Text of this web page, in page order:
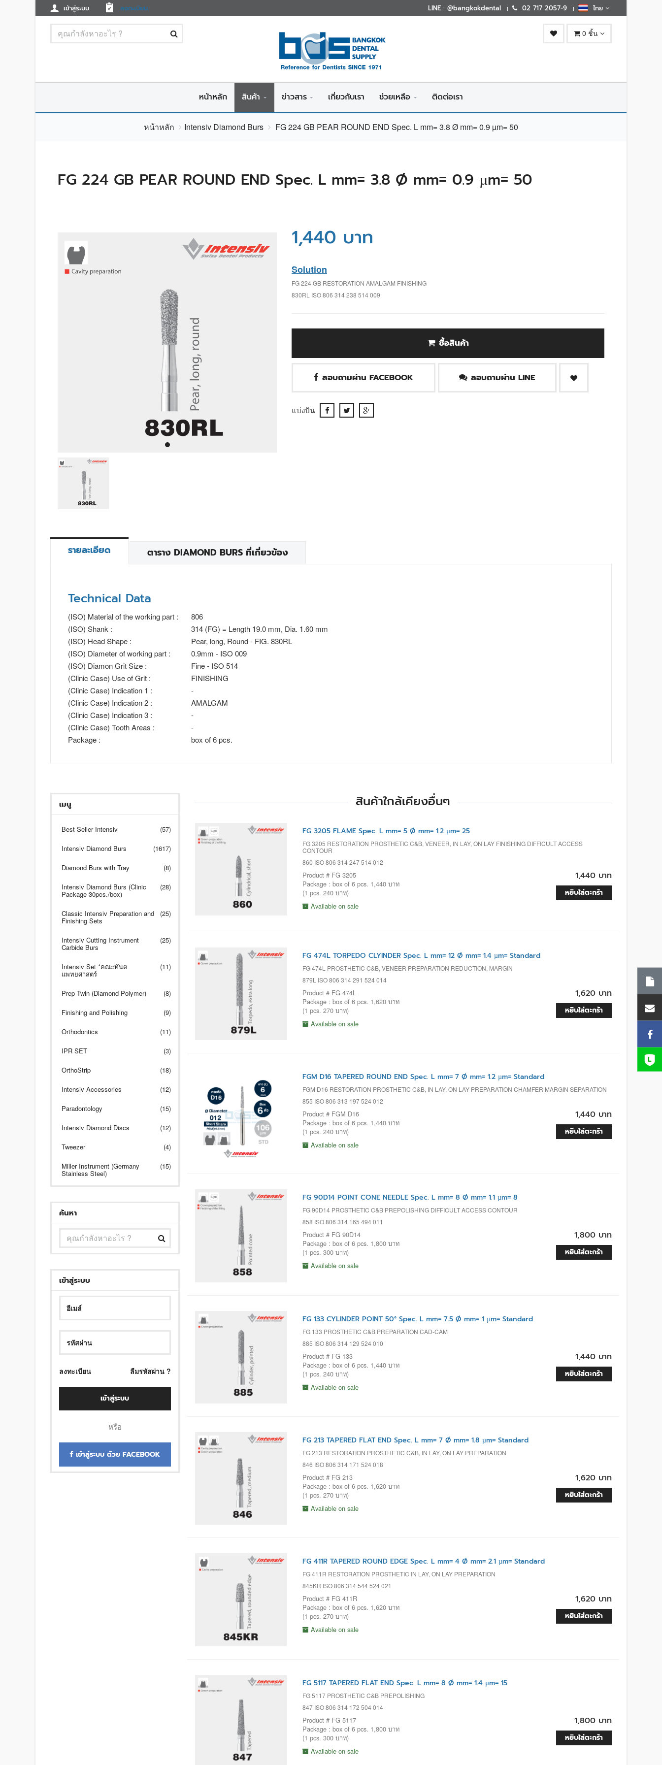
เข้าสู่ระบบ ลงทะเบียน LINE : @bangkokdental 02 717 2057-9 ไทย
0 ชิ้น
หน้าหลัก สินค้า ข่าวสาร เกี่ยวกับเรา ช่วยเหลือ ติดต่อเรา
หน้าหลัก Intensiv Diamond Burs FG 224 GB PEAR ROUND END Spec. L mm= 3.8 Ø mm= 0.9 µm= 50
FG 224 GB PEAR ROUND END Spec. L mm= 3.8 Ø mm= 0.9 µm= 50
1,440 บาท
Solution
FG 224 GB RESTORATION AMALGAM FINISHING
830RL ISO 806 314 238 514 009
ซื้อสินค้า
สอบถามผ่าน FACEBOOK สอบถามผ่าน LINE
แบ่งปัน
รายละเอียด ตาราง DIAMOND BURS ที่เกี่ยวข้อง
Technical Data
(ISO) Material of the working part :
806
(ISO) Shank :
314 (FG) = Length 19.0 mm, Dia. 1.60 mm
(ISO) Head Shape :
Pear, long, Round - FIG. 830RL
(ISO) Diameter of working part :
0.9mm - ISO 009
(ISO) Diamon Grit Size :
Fine - ISO 514
(Clinic Case) Use of Grit :
FINISHING
(Clinic Case) Indication 1 :
-
(Clinic Case) Indication 2 :
AMALGAM
(Clinic Case) Indication 3 :
-
(Clinic Case) Tooth Areas :
-
Package :
box of 6 pcs.
เมนู
Best Seller Intensiv (57)
Intensiv Diamond Burs (1617)
Diamond Burs with Tray (8)
Intensiv Diamond Burs (Clinic
Package 30pcs./box)
(28)
Classic Intensiv Preparation and
Finishing Sets
(25)
Intensiv Cutting Instrument
Carbide Burs
(25)
Intensiv Set *คณะทันต
แพทยศาสตร์
(11)
Prep Twin (Diamond Polymer) (8)
Finishing and Polishing (9)
Orthodontics (11)
IPR SET (3)
OrthoStrip (18)
Intensiv Accessories (12)
Paradontology (15)
Intensiv Diamond Discs (12)
Tweezer (4)
Miller Instrument (Germany
Stainless Steel)
(15)
ค้นหา
เข้าสู่ระบบ
ลงทะเบียน ลืมรหัสผ่าน ?
เข้าสู่ระบบ
หรือ
เข้าสู่ระบบ ด้วย FACEBOOK
สินค้าใกล้เคียงอื่นๆ
FG 3205 FLAME Spec. L mm= 5 Ø mm= 1.2 µm= 25
FG 3205 RESTORATION PROSTHETIC C&B, VENEER, IN LAY, ON LAY FINISHING DIFFICULT ACCESS
CONTOUR
860 ISO 806 314 247 514 012
Product # FG 3205
Package : box of 6 pcs. 1,440 บาท
(1 pcs. 240 บาท)
Available on sale
1,440 บาท
หยิบใส่ตะกร้า
FG 474L TORPEDO CLYINDER Spec. L mm= 12 Ø mm= 1.4 µm= Standard
FG 474L PROSTHETIC C&B, VENEER PREPARATION REDUCTION, MARGIN
879L ISO 806 314 291 524 014
Product # FG 474L
Package : box of 6 pcs. 1,620 บาท
(1 pcs. 270 บาท)
Available on sale
1,620 บาท
หยิบใส่ตะกร้า
FGM D16 TAPERED ROUND END Spec. L mm= 7 Ø mm= 1.2 µm= Standard
FGM D16 RESTORATION PROSTHETIC C&B, IN LAY, ON LAY PREPARATION CHAMFER MARGIN SEPARATION
855 ISO 806 313 197 524 012
Product # FGM D16
Package : box of 6 pcs. 1,440 บาท
(1 pcs. 240 บาท)
Available on sale
1,440 บาท
หยิบใส่ตะกร้า
FG 90D14 POINT CONE NEEDLE Spec. L mm= 8 Ø mm= 1.1 µm= 8
FG 90D14 PROSTHETIC C&B PREPOLISHING DIFFICULT ACCESS CONTOUR
858 ISO 806 314 165 494 011
Product # FG 90D14
Package : box of 6 pcs. 1,800 บาท
(1 pcs. 300 บาท)
Available on sale
1,800 บาท
หยิบใส่ตะกร้า
FG 133 CYLINDER POINT 50° Spec. L mm= 7.5 Ø mm= 1 µm= Standard
FG 133 PROSTHETIC C&B PREPARATION CAD-CAM
885 ISO 806 314 129 524 010
Product # FG 133
Package : box of 6 pcs. 1,440 บาท
(1 pcs. 240 บาท)
Available on sale
1,440 บาท
หยิบใส่ตะกร้า
FG 213 TAPERED FLAT END Spec. L mm= 7 Ø mm= 1.8 µm= Standard
FG 213 RESTORATION PROSTHETIC C&B, IN LAY, ON LAY PREPARATION
846 ISO 806 314 171 524 018
Product # FG 213
Package : box of 6 pcs. 1,620 บาท
(1 pcs. 270 บาท)
Available on sale
1,620 บาท
หยิบใส่ตะกร้า
FG 411R TAPERED ROUND EDGE Spec. L mm= 4 Ø mm= 2.1 µm= Standard
FG 411R RESTORATION PROSTHETIC IN LAY, ON LAY PREPARATION
845KR ISO 806 314 544 524 021
Product # FG 411R
Package : box of 6 pcs. 1,620 บาท
(1 pcs. 270 บาท)
Available on sale
1,620 บาท
หยิบใส่ตะกร้า
FG 5117 TAPERED FLAT END Spec. L mm= 8 Ø mm= 1.4 µm= 15
FG 5117 PROSTHETIC C&B PREPOLISHING
847 ISO 806 314 172 504 014
Product # FG 5117
Package : box of 6 pcs. 1,800 บาท
(1 pcs. 300 บาท)
Available on sale
1,800 บาท
หยิบใส่ตะกร้า